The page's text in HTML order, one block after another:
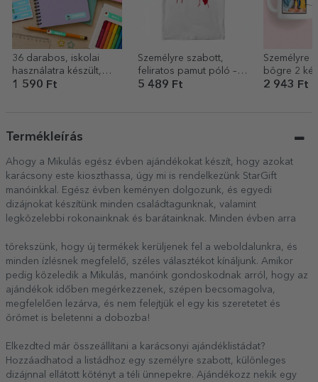
36 darabos, iskolai
használatra készült,
személyre szabott
1 590 Ft
Személyre szabott,
feliratos pamut póló –
Wine
5 489 Ft
Személyre
bögre 2
szöveggel
2 943 Ft
Termékleírás
Ahogy a Mikulás egész évben ajándékokat készít, hogy azokat
karácsony este kioszthassa, úgy mi is rendelkezünk StarGift
manóinkkal. Egész évben keményen dolgozunk, és egyedi
dizájnokat készítünk minden családtagunknak, valamint
legközelebbi rokonainknak és barátainknak. Minden évben arra
törekszünk, hogy új termékek kerüljenek fel a weboldalunkra, és
minden ízlésnek megfelelő, széles választékot kínáljunk. Amikor
pedig közeledik a Mikulás, manóink gondoskodnak arról, hogy az
ajándékok időben megérkezzenek, szépen becsomagolva,
megfelelően lezárva, és nem felejtjük el egy kis szeretetet és
örömet is beletenni a dobozba!
Elkezdted már összeállítani a karácsonyi ajándéklistádat?
Hozzáadhatod a listádhoz egy személyre szabott, különleges
dizájnnal ellátott kötényt a téli ünnepekre. Ajándékozz nekik egy